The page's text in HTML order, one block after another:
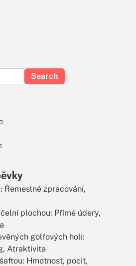
Řemeslné zpracování,
plochou: Přímé údery,
golfových holí:
Atraktivita
Hmotnost, pocit,